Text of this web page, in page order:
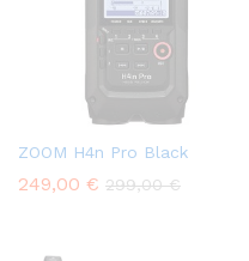
ZOOM H4n Pro Black
249,00 € 299,00€